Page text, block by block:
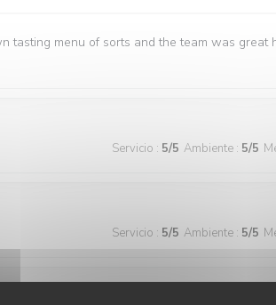
tasting menu of sorts and the team was great
Servicio : 5/5 Ambiente : 5/5
Servicio : 5/5 Ambiente : 5/5